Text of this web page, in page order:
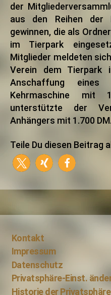
der
aus den Reihen der
gewinnen, die als
im Tierpark
Mitglieder meldeten
Verein dem
Anschaffung eines
Kehrmaschine mit
unterstützte der
Anhängers mit 1.700 DM.
Teile Du diesen Beitrag
Kontakt
Impressum
Datenschutz
Privatsphäre-Einst.
Historie der